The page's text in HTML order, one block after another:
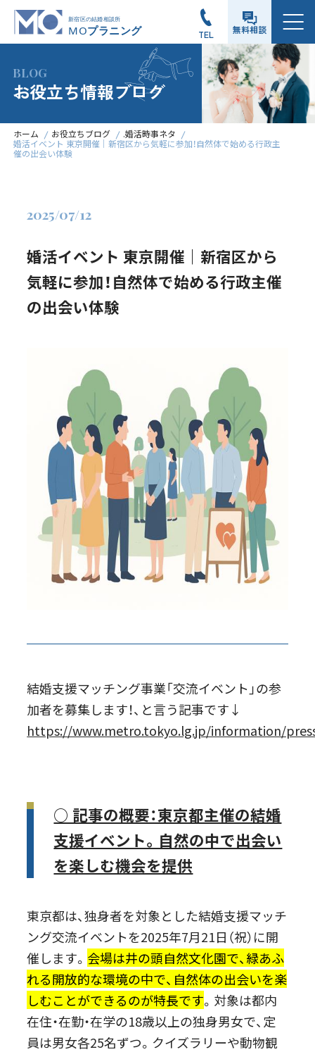
TEL 無料相談
メニュー
BLOG
お役立ち情報ブログ
ホーム お役立ちブログ
.婚活時事ネタ
婚活イベント 東京開催｜新宿区から気軽に参加！自然体で始める行政主
催の出会い体験
婚活イベント 東京開催｜新宿区から
気軽に参加！自然体で始める行政主催
の出会い体験
2025/07/12
結婚支援マッチング事業「交流イベント」の参
加者を募集します！、と言う記事です↓
https://www.metro.tokyo.lg.jp/information/
○ 記事の概要：東京都主催の結婚
支援イベント。自然の中で出会い
を楽しむ機会を提供
東京都は、独身者を対象とした結婚支援マッチ
ング交流イベントを2025年7月21日（祝）に開
催します。 会場は井の頭自然文化園で、緑あふ
れる開放的な環境の中で、自然体の出会いを楽
しむことができるのが特長です。対象は都内
在住・在勤・在学の18歳以上の独身男女で、定
員は男女各25名ずつ。クイズラリーや動物観